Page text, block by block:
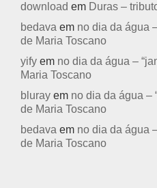
download em Duras –
bedava em no dia da água
de Maria Toscano
yify em no dia da água –
Maria Toscano
bluray em no dia da água –
de Maria Toscano
bedava em no dia da água
de Maria Toscano